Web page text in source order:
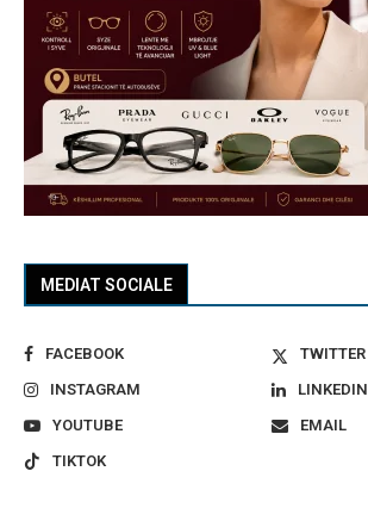
MEDIAT SOCIALE
FACEBOOK
TWITTER
INSTAGRAM
LINKEDIN
YOUTUBE
EMAIL
TIKTOK